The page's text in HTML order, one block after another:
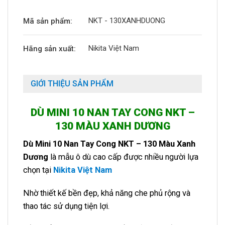
Mã sản phẩm: NKT - 130XANHDUONG
Hãng sản xuất: Nikita Việt Nam
GIỚI THIỆU SẢN PHẨM
DÙ MINI 10 NAN TAY CONG NKT –
130 MÀU XANH DƯƠNG
Dù Mini 10 Nan Tay Cong NKT – 130 Màu Xanh
Dương là mẫu ô dù cao cấp được nhiều người lựa
chọn tại Nikita Việt Nam
Nhờ thiết kế bền đẹp, khả năng che phủ rộng và
thao tác sử dụng tiện lợi.